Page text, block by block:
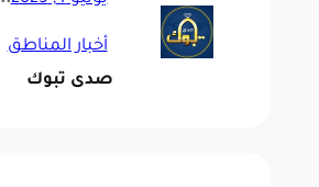
أخبار المناطق
صدى تبوك